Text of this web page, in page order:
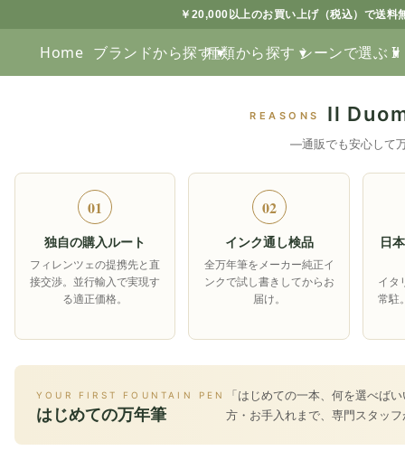
￥20,000以上のお買い上げ（税込）で送料
Home ブランドから探す ▾種類から探す ▾シーンで選ぶ ▾
Il
REASONS Il
―通販でも安心して
01
独自の購入ルート
フィレンツェの提携先と直
接交渉。並行輸入で実現す
る適正価格。
02
インク通し検品
全万年筆をメーカー純正イ
ンクで試し書きしてからお
届け。
日
イタ
常駐
YOUR FIRST FOUNTAIN PEN
はじめての万年筆
「はじめての一本、何を選べば
方・お手入れまで、専門スタッ